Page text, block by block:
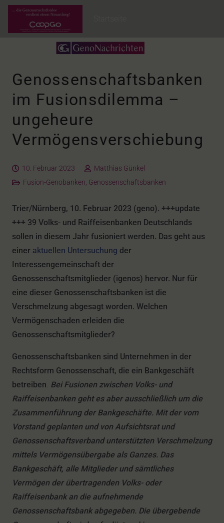
Genossenschaftsbanken
im Fusionsdilemma –
ungeheure
Vermögensverschiebung
10. Februar 2023
Matthias Günkel
Fusion-Genobanken, Genossenschaftsbanken
Trier/Nürnberg, 10. Februar 2023 (geno). +++update
+++ 39 Volks- und Raiffeisenbanken Deutschlands
sollen in diesem Jahr fusioniert werden. Das geht aus
einer aktuellen Untersuchung der
Interessengemeinschaft der
Genossenschaftsmitglieder (igenos) hervor. Nur für
eine dieser Genossenschaftsbanken ist die
Verschmelzung abgesagt worden. Welchen
Vermögenschaden erleiden die
Genossenschaftsmitglieder?
Genossenschaftsbanken sind Unternehmen in der
Rechtsform Genossenschaft, die ein Bankgeschäft
betreiben. Bei Fusionen zwischen Volks- und
Raiffeisenbanken geht es aber ausschließlich um die
Zusammenführung der Bankgeschäfte. Mit der vom
Vorstand geplanten und von Aufsichtsrat und
Genossenschaftsverband unterstützten Verschmelzung
mittels Vermögensübergabe als Ganzes. Das
Bankgeschäft, alle Mitglieder und sämtliches
Vermögen der übertragenden Volks- oder
Raiffeisenbank an die aufnehmende
Genossenschaftsbank abgegeben. Die übergebende